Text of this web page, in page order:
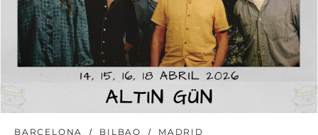
BARCELONA BILBAO MADRID